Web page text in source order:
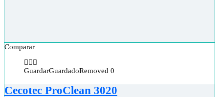
Comparar
GuardarGuardadoRemoved 0
Cecotec ProClean 3020